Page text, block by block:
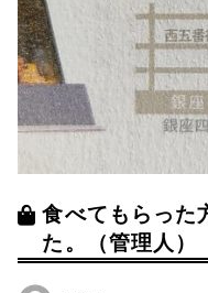
食べてもらった
た。（管理人）